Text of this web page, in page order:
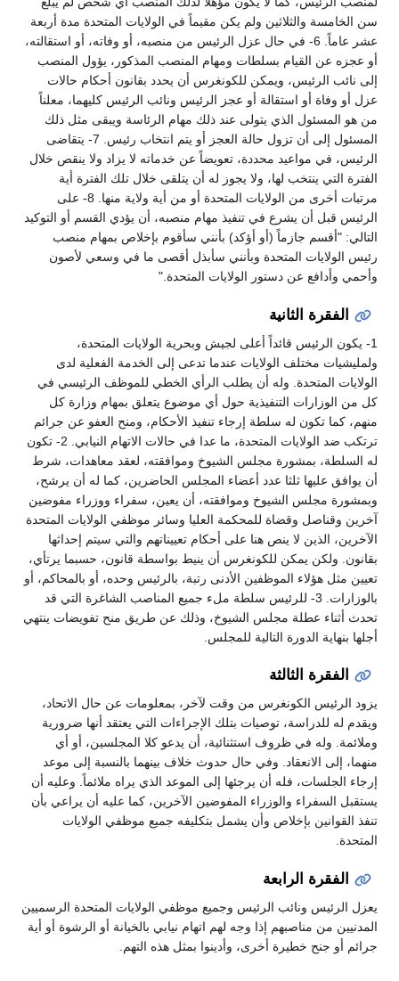
سن الخامسة والثلاثين ولم يكن مقيماً في الولايات المتحدة مدة أربعة
عشر عاماً. 6- في حال عزل الرئيس من منصبه، أو وفاته، أو استقالته،
أو عجزه عن القيام بسلطات ومهام المنصب المذكور، يؤول المنصب
إلى نائب الرئيس، ويمكن للكونغرس أن يحدد بقانون أحكام حالات
عزل أو وفاة أو استقالة أو عجز الرئيس ونائب الرئيس كليهما، معلناً
من هو المسئول الذي يتولى عند ذلك مهام الرئاسة ويبقى مثل ذلك
المسئول إلى أن تزول حالة العجز أو يتم انتخاب رئيس. 7- يتقاضى
الرئيس، في مواعيد محددة، تعويضاً عن خدماته لا يزاد ولا ينقص خلال
الفترة التي ينتخب لها، ولا يجوز له أن يتلقى خلال تلك الفترة أية
مرتبات أخرى من الولايات المتحدة أو من أية ولاية منها. 8- على
الرئيس قبل أن يشرع في تنفيذ مهام منصبه، أن يؤدي القسم أو التوكيد
التالي: "أقسم جازماً (أو أؤكد) بأنني سأقوم بإخلاص بمهام منصب
رئيس الولايات المتحدة وبأنني سأبذل أقصى ما في وسعي لأصون
وأحمي وأدافع عن دستور الولايات المتحدة."
الفقرة الثانية
1- يكون الرئيس قائداً أعلى لجيش وبحرية الولايات المتحدة،
ولمليشيات مختلف الولايات عندما تدعى إلى الخدمة الفعلية لدى
الولايات المتحدة. وله أن يطلب الرأي الخطي للموظف الرئيسي في
كل من الوزارات التنفيذية حول أي موضوع يتعلق بمهام وزارة كل
منهم، كما تكون له سلطة إرجاء تنفيذ الأحكام، ومنح العفو عن جرائم
ترتكب ضد الولايات المتحدة، ما عدا في حالات الاتهام النيابي. 2- تكون
له السلطة، بمشورة مجلس الشيوخ وموافقته، لعقد معاهدات، شرط
أن يوافق عليها ثلثا عدد أعضاء المجلس الحاضرين، كما له أن يرشح،
وبمشورة مجلس الشيوخ وموافقته، أن يعين، سفراء ووزراء مفوضين
آخرين وقناصل وقضاة للمحكمة العليا وسائر موظفي الولايات المتحدة
الآخرين، الذين لا ينص هنا على أحكام تعييناتهم والتي سيتم إحداثها
بقانون. ولكن يمكن للكونغرس أن ينيط بواسطة قانون، حسبما يرتأي،
تعيين مثل هؤلاء الموظفين الأدنى رتبة، بالرئيس وحده، أو بالمحاكم، أو
بالوزارات. 3- للرئيس سلطة ملء جميع المناصب الشاغرة التي قد
تحدث أثناء عطلة مجلس الشيوخ، وذلك عن طريق منح تفويضات ينتهي
أجلها بنهاية الدورة التالية للمجلس.
الفقرة الثالثة
يزود الرئيس الكونغرس من وقت لآخر، بمعلومات عن حال الاتحاد،
ويقدم له للدراسة، توصيات بتلك الإجراءات التي يعتقد أنها ضرورية
وملائمة. وله في ظروف استثنائية، أن يدعو كلا المجلسين، أو أي
منهما، إلى الانعقاد. وفي حال حدوث خلاف بينهما بالنسبة إلى موعد
إرجاء الجلسات، فله أن يرجئها إلى الموعد الذي يراه ملائماً. وعليه أن
يستقبل السفراء والوزراء المفوضين الآخرين، كما عليه أن يراعي بأن
تنفذ القوانين بإخلاص وأن يشمل بتكليفه جميع موظفي الولايات
المتحدة.
الفقرة الرابعة
يعزل الرئيس ونائب الرئيس وجميع موظفي الولايات المتحدة الرسميين
المدنيين من مناصبهم إذا وجه لهم اتهام نيابي بالخيانة أو الرشوة أو أية
جرائم أو جنح خطيرة أخرى، وأدينوا بمثل هذه التهم.